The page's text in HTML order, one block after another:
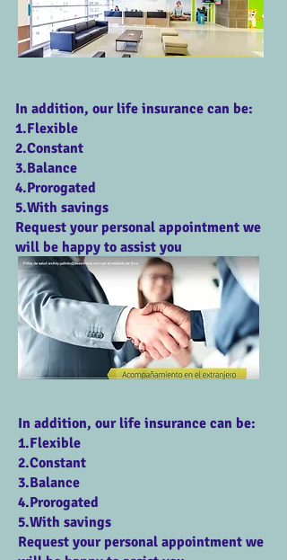
In addition, our life insurance can be:
1.Flexible
2.Constant
3.Balance
4.Prorogated
5.With savings
Request your personal appointment we
will be happy to assist you
In addition, our life insurance can be:
1.Flexible
2.Constant
3.Balance
4.Prorogated
5.With savings
Request your personal appointment we